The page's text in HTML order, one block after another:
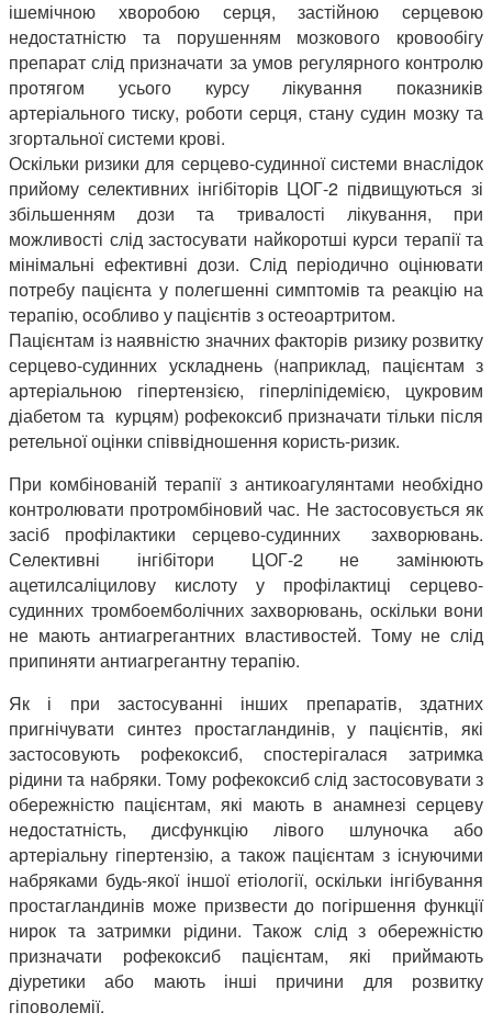
ішемічною хворобою серця, застійною серцевою
недостатністю та порушенням мозкового кровообігу
препарат слід призначати за умов регулярного контролю
протягом усього курсу лікування показників
артеріального тиску, роботи серця, стану судин мозку та
згортальної системи крові.
Оскільки ризики для серцево-судинної системи внаслідок
прийому селективних інгібіторів ЦОГ-2 підвищуються зі
збільшенням дози та тривалості лікування, при
можливості слід застосувати найкоротші курси терапії та
мінімальні ефективні дози. Слід періодично оцінювати
потребу пацієнта у полегшенні симптомів та реакцію на
терапію, особливо у пацієнтів з остеоартритом.
Пацієнтам із наявністю значних факторів ризику розвитку
серцево-судинних ускладнень (наприклад, пацієнтам з
артеріальною гіпертензією, гіперліпідемією, цукровим
діабетом та курцям) рофекоксиб призначати тільки після
ретельної оцінки співвідношення користь-ризик.
При комбінованій терапії з антикоагулянтами необхідно
контролювати протромбіновий час. Не застосовується як
засіб профілактики серцево-судинних захворювань.
Селективні інгібітори ЦОГ-2 не замінюють
ацетилсаліцилову кислоту у профілактиці серцево-
судинних тромбоемболічних захворювань, оскільки вони
не мають антиагрегантних властивостей. Тому не слід
припиняти антиагрегантну терапію.
Як і при застосуванні інших препаратів, здатних
пригнічувати синтез простагландинів, у пацієнтів, які
застосовують рофекоксиб, спостерігалася затримка
рідини та набряки. Тому рофекоксиб слід застосовувати з
обережністю пацієнтам, які мають в анамнезі серцеву
недостатність, дисфункцію лівого шлуночка або
артеріальну гіпертензію, а також пацієнтам з існуючими
набряками будь-якої іншої етіології, оскільки інгібування
простагландинів може призвести до погіршення функції
нирок та затримки рідини. Також слід з обережністю
призначати рофекоксиб пацієнтам, які приймають
діуретики або мають інші причини для розвитку
гіповолемії.